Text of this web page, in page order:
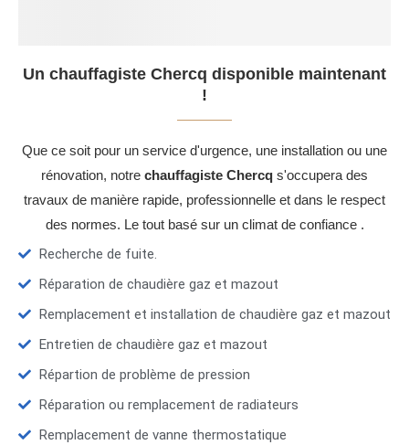
Un chauffagiste Chercq disponible maintenant
!
Que ce soit pour un service d'urgence, une installation ou une
rénovation, notre chauffagiste Chercq s'occupera des
travaux de manière rapide, professionnelle et dans le respect
des normes. Le tout basé sur un climat de confiance .
Recherche de fuite.
Réparation de chaudière gaz et mazout
Remplacement et installation de chaudière gaz et mazout
Entretien de chaudière gaz et mazout
Répartion de problème de pression
Réparation ou remplacement de radiateurs
Remplacement de vanne thermostatique